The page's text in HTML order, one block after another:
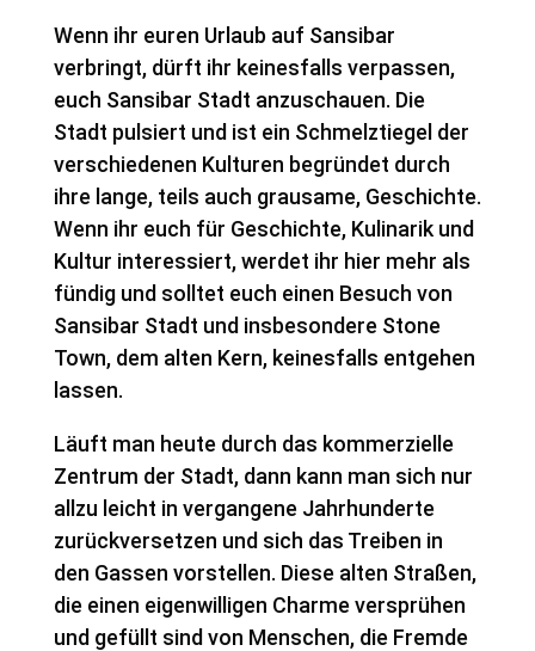
Wenn ihr euren Urlaub auf Sansibar
verbringt, dürft ihr keinesfalls verpassen,
euch Sansibar Stadt anzuschauen. Die
Stadt pulsiert und ist ein Schmelztiegel der
verschiedenen Kulturen begründet durch
ihre lange, teils auch grausame, Geschichte.
Wenn ihr euch für Geschichte, Kulinarik und
Kultur interessiert, werdet ihr hier mehr als
fündig und solltet euch einen Besuch von
Sansibar Stadt und insbesondere Stone
Town, dem alten Kern, keinesfalls entgehen
lassen.
Läuft man heute durch das kommerzielle
Zentrum der Stadt, dann kann man sich nur
allzu leicht in vergangene Jahrhunderte
zurückversetzen und sich das Treiben in
den Gassen vorstellen. Diese alten Straßen,
die einen eigenwilligen Charme versprühen
und gefüllt sind von Menschen, die Fremde